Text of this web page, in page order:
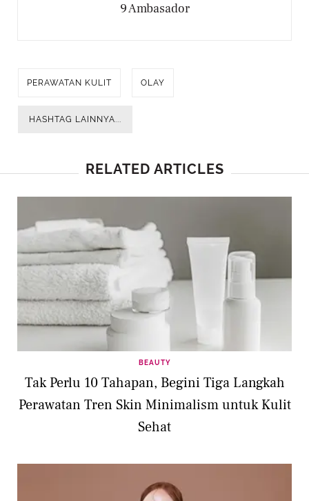
9 Ambasador
PERAWATAN KULIT OLAY
HASHTAG LAINNYA...
RELATED ARTICLES
BEAUTY
Tak Perlu 10 Tahapan, Begini Tiga Langkah
Perawatan Tren Skin Minimalism untuk Kulit
Sehat